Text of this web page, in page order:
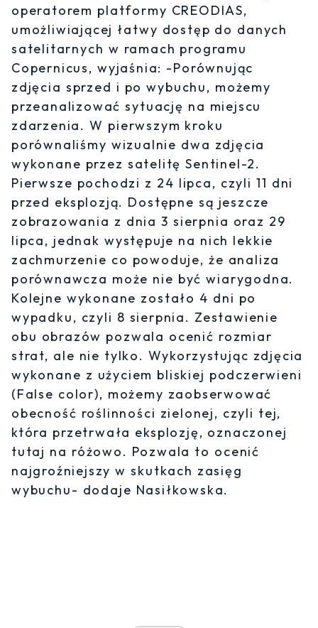
operatorem platformy CREODIAS,
umożliwiającej łatwy dostęp do danych
satelitarnych w ramach programu
Copernicus, wyjaśnia: -Porównując
zdjęcia sprzed i po wybuchu, możemy
przeanalizować sytuację na miejscu
zdarzenia. W pierwszym kroku
porównaliśmy wizualnie dwa zdjęcia
wykonane przez satelitę Sentinel-2.
Pierwsze pochodzi z 24 lipca, czyli 11 dni
przed eksplozją. Dostępne są jeszcze
zobrazowania z dnia 3 sierpnia oraz 29
lipca, jednak występuje na nich lekkie
zachmurzenie co powoduje, że analiza
porównawcza może nie być wiarygodna.
Kolejne wykonane zostało 4 dni po
wypadku, czyli 8 sierpnia. Zestawienie
obu obrazów pozwala ocenić rozmiar
strat, ale nie tylko. Wykorzystując zdjęcia
wykonane z użyciem bliskiej podczerwieni
(False color), możemy zaobserwować
obecność roślinności zielonej, czyli tej,
która przetrwała eksplozję, oznaczonej
tutaj na różowo. Pozwala to ocenić
najgroźniejszy w skutkach zasięg
wybuchu- dodaje Nasiłkowska.